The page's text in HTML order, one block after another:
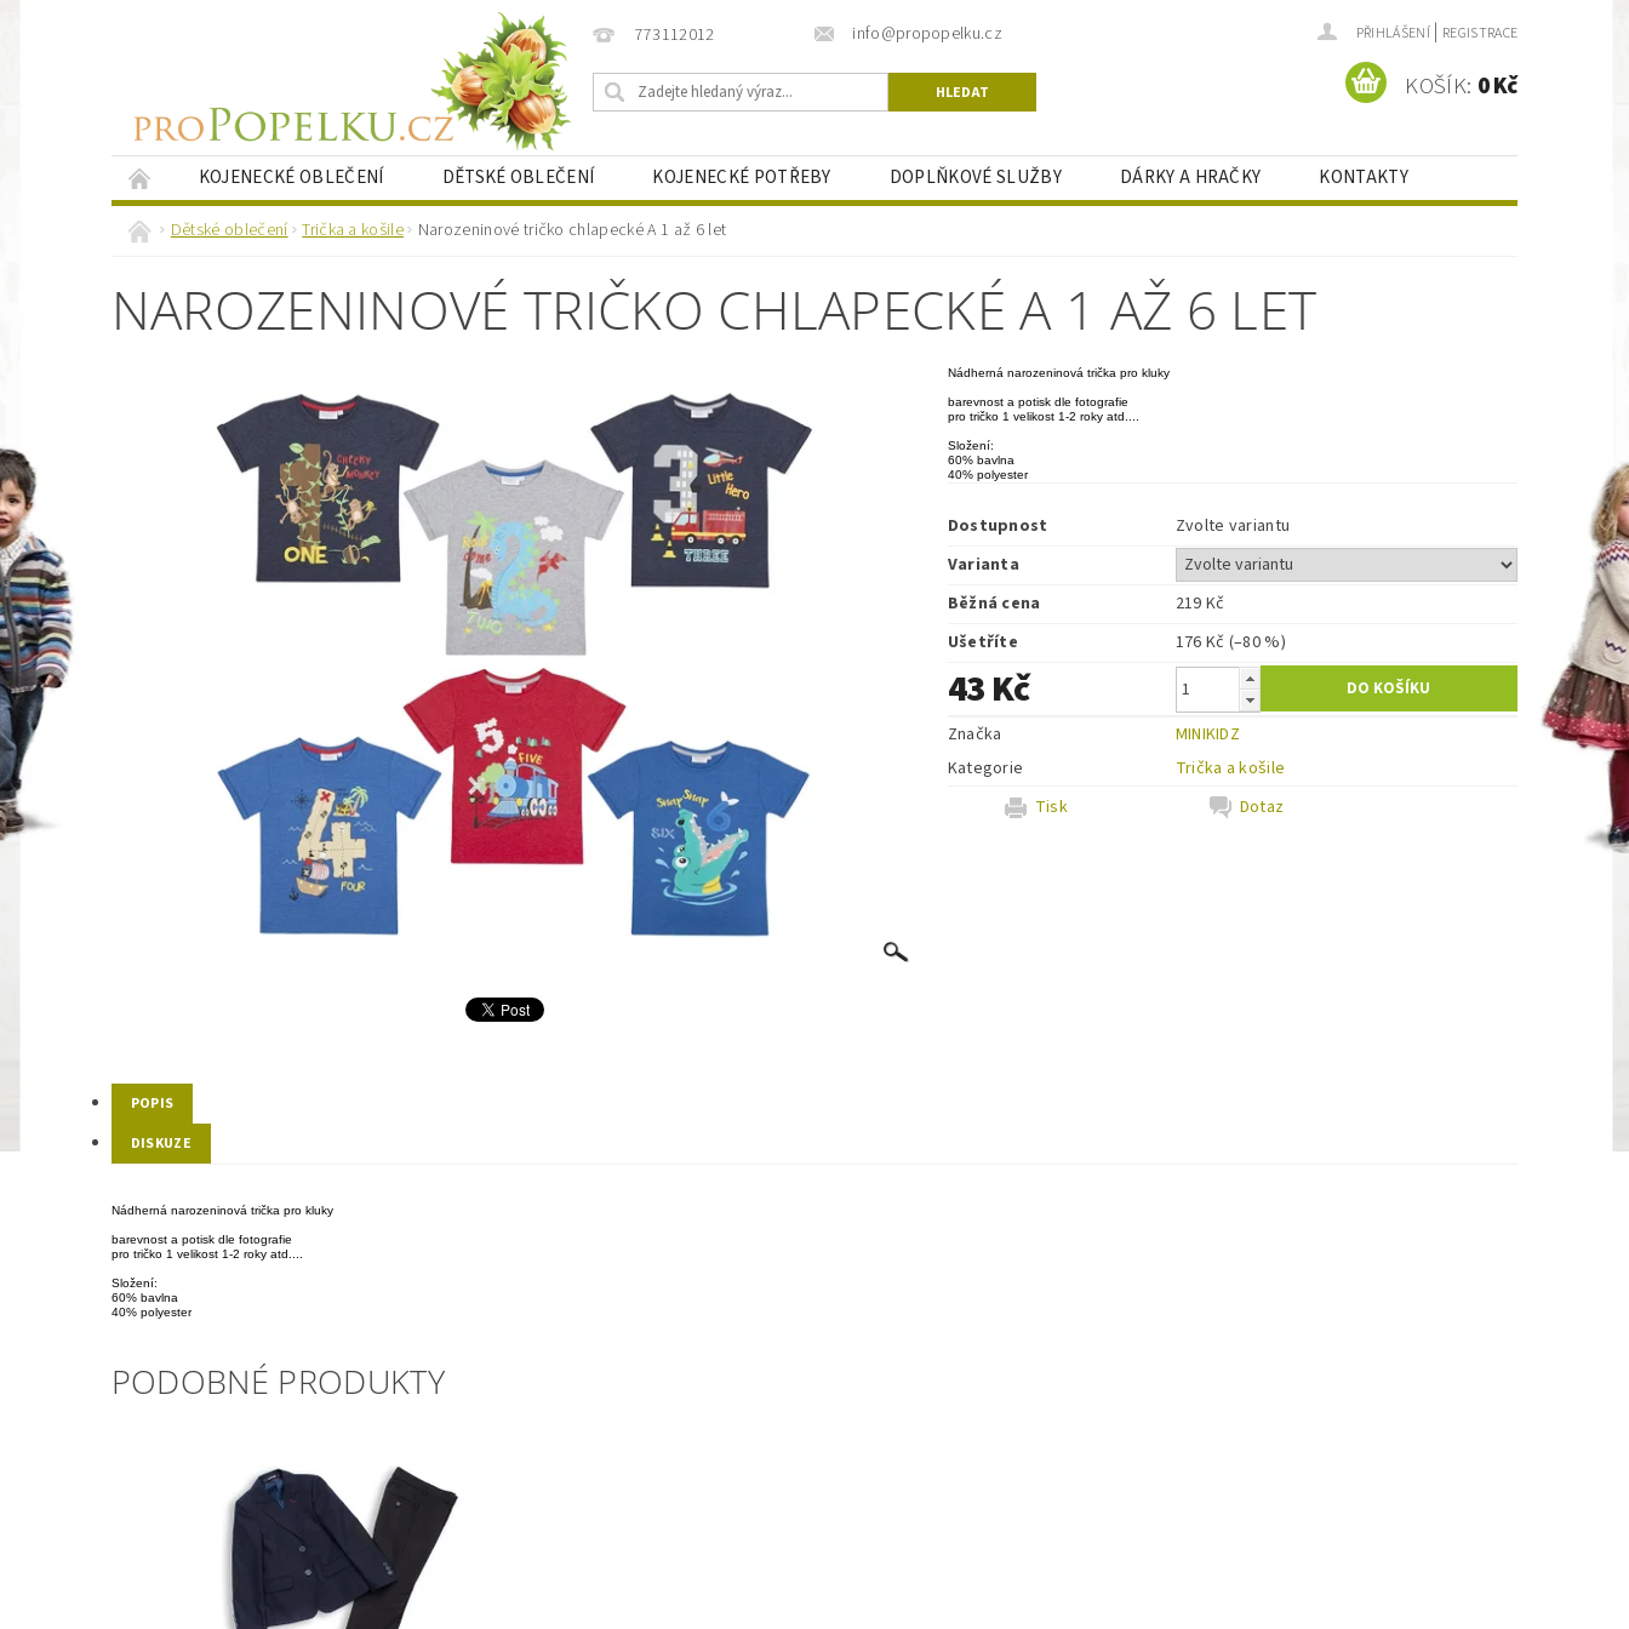
773112012 info@propopelku.cz PŘIHLÁŠENÍ | REGISTRACE
KOŠÍK: 0 Kč
KOJENECKÉ OBLEČENÍ DĚTSKÉ OBLEČENÍ KOJENECKÉ POTŘEBY DOPLŇKOVÉ SLUŽBY DÁRKY A HRAČKY
KONTAKTY
KRESLENÉ PORTRÉTY
NAPIŠTE NÁM BLOG PRO MAMINKY
Dětské oblečení Trička a košile Narozeninové tričko chlapecké A 1 až 6 let
NAROZENINOVÉ TRIČKO CHLAPECKÉ A 1 AŽ 6 LET
Nádherná narozeninová trička pro kluky
barevnost a potisk dle fotografie
pro tričko 1 velikost 1-2 roky atd....
Složení:
60% bavlna
40% polyester
Dostupnost
Zvolte variantu
Varianta
Běžná cena
219 Kč
Ušetříte
176 Kč (–80 %)
43 Kč
Značka
MINIKIDZ
Kategorie
Trička a košile
Tisk
Dotaz
POPIS
DISKUZE
Nádherná narozeninová trička pro kluky
barevnost a potisk dle fotografie
pro tričko 1 velikost 1-2 roky atd....
Složení:
60% bavlna
40% polyester
PODOBNÉ PRODUKTY